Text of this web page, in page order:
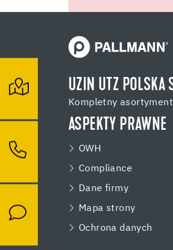
UZIN UTZ POLSKA
Kompletny
ASPEKTY PRAWNE
OWH
Compliance
Dane firmy
Mapa strony
Ochrona danych